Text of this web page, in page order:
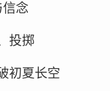
念
投掷
初夏长空